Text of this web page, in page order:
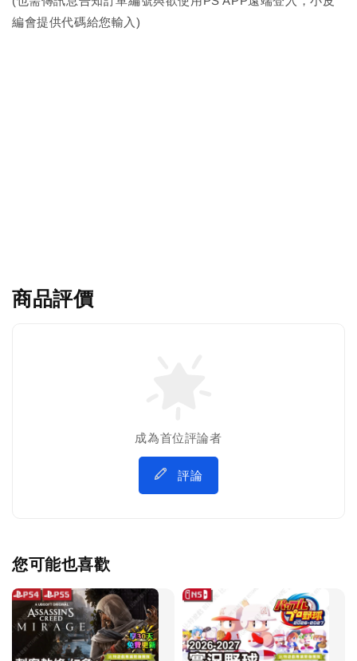
編會提供代碼給您輸入)
商品評價
成為首位評論者
評論
您可能也喜歡